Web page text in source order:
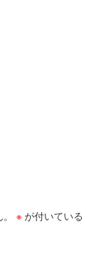
※が付いている